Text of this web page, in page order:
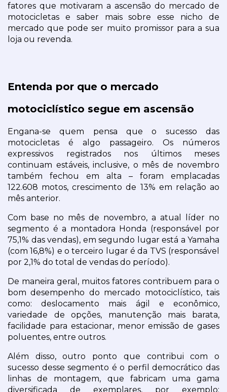
fatores que motivaram a ascensão do mercado de
motocicletas e saber mais sobre esse nicho de
mercado que pode ser muito promissor para a sua
loja ou revenda.
Entenda por que o mercado
motociclístico segue em ascensão
Engana-se quem pensa que o sucesso das
motocicletas é algo passageiro. Os números
expressivos registrados nos últimos meses
continuam estáveis, inclusive, o mês de novembro
também fechou em alta – foram emplacadas
122.608 motos, crescimento de 13% em relação ao
mês anterior.
Com base no mês de novembro, a atual líder no
segmento é a montadora Honda (responsável por
75,1% das vendas), em segundo lugar está a Yamaha
(com 16,8%) e o terceiro lugar é da TVS (responsável
por 2,1% do total de vendas do período).
De maneira geral, muitos fatores contribuem para o
bom desempenho do mercado motociclístico, tais
como: deslocamento mais ágil e econômico,
variedade de opções, manutenção mais barata,
facilidade para estacionar, menor emissão de gases
poluentes, entre outros.
Além disso, outro ponto que contribui com o
sucesso desse segmento é o perfil democrático das
linhas de montagem, que fabricam uma gama
diversificada de exemplares, por exemplo: